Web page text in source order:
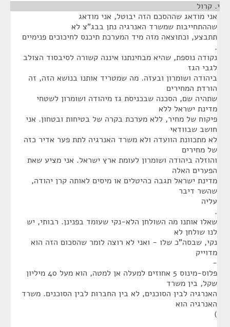
י. קרול
אני מודאג שההסכם הזה יבוטל, אני מודאג
שההתחייבות שמשרד האנרגיה נתן בבג"צ לא
תתבצע, וכתוצאה מזה מיד המערכת תיכנס לחיכוכים פנימיים
.
נקודה נוספת, שהיא מבחינתנו איננה קשורה לסיבסוד הצולב
לגבי הגז
ביהודה ושומרון ובעזה. מה שמטריד אותנו בנושא הזה, זה
הורדת המחירים
שתהיה שם, הסכנה שבכניסת גז מיהודה ושומרון לשטחי
מדינת ישראל ללא
פיקוח של מחיר, ללא מערכת בקרה של בטיחות ובטחון. אני
חושב שבוודאי
לא מתכוונת הוועדה ולא משרד האנרגיה לתת פער אדיר כזה
של מחירים
והוזלה ביהודה ושומרון לעומת ארץ ישראל. אני מציע שאת
הפערים האלה
מדינת ישראל תגבה כהיטלים או מיסים לאותה קרן יהודה,
שהשר דיבר
עליה
.
שאלו אותנו מה השולחן הלא-נקי שעומד בפנינן. רבותי, יש
לנו שולחן לא
נקי, שבסה"כ שלו - ואני לא רוצה לומר שהסכום הזה הוא
מדוייק
-
פלוס-מינוס 5 אחוזים למעלה אן למטה, הוא מעל 40 מיליון
שקל, בין משרד
האנרגיה לבין הסוכנים, לא בין החברות לבין הסוכנים. משרד
האנרגיה הוא
)